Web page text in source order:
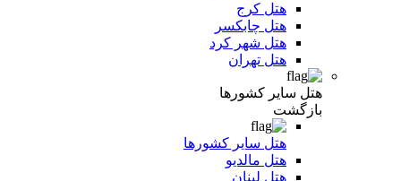
هتل کرج
هتل چابکسر
هتل شهر کرد
هتل تهران
هتل سایر کشورها
بازگشت
هتل سایر کشورها
هتل مالدیو
هتل لبنان